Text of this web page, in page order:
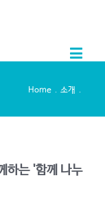
Home 소개
하는 '함께 나누